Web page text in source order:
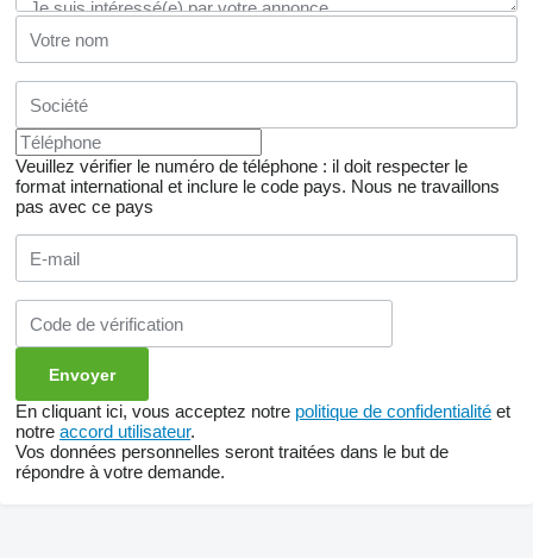
Veuillez vérifier le numéro de téléphone : il doit respecter le
format international et inclure le code pays. Nous ne travaillons
pas avec ce pays
En cliquant ici, vous acceptez notre politique de confidentialité et
notre accord utilisateur.
Vos données personnelles seront traitées dans le but de
répondre à votre demande.